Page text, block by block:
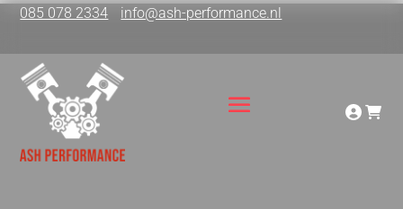
085 078 2334 info@ash-performance.nl